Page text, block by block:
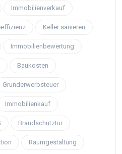
Immobilienverkauf
Keller sanieren
Immobilienbewertung
Baukosten
Grunderwerbsteuer
Immobilienkauf
Brandschutztür
Raumgestaltung